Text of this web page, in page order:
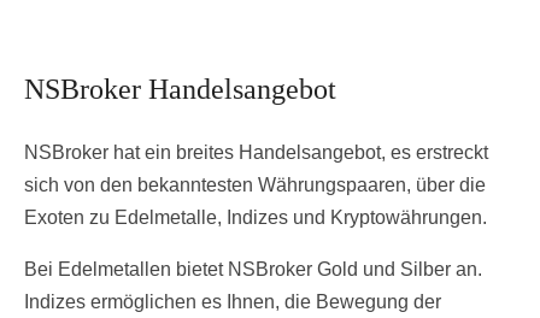
NSBroker Handelsangebot
NSBroker hat ein breites Handelsangebot, es erstreckt
sich von den bekanntesten Währungspaaren, über die
Exoten zu Edelmetalle, Indizes und Kryptowährungen.
Bei Edelmetallen bietet NSBroker Gold und Silber an.
Indizes ermöglichen es Ihnen, die Bewegung der